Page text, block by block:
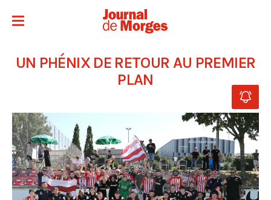
UN PHÉNIX DE RETOUR AU PREMIER
PLAN